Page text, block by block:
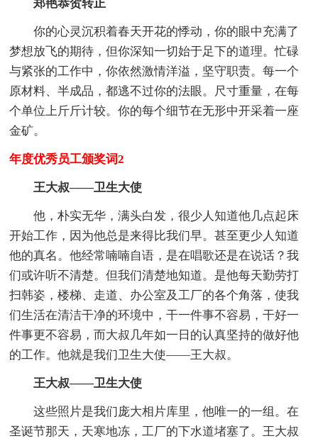
郑艳恭贺转正
你的心灵沉积着春天开花的悸动，你的眼中充满了
梦想放飞的期待，但你深知一切始于足下的道理。忙碌
与紧张的工作中，你依然激情洋溢，坚守职责。每一个
原材料、半成品，都逃不过你的法眼。尺寸重量，在每
个单位上斤斤计较。你的每个细节在无形中开采着一座
金矿。
年度优秀员工颁奖词2
王大叔——卫生大使
他，朴实无华，满头白发，很少人知道他几点起床
开始工作，因为他总是来得比我们早。甚至更少人知道
他的真名。他经常喃喃自语，是在唱歌还是在说话？我
们或许听不清楚。但我们清楚地知道。是他每天勤劳打
扫韩姿，楼梯、走道、办公室及工厂的各个角落，使我
们生活在清洁干净的环境中，干一件事不容易，干好一
件事更不容易，而大叔几年如一日的认真坚持的做好他
的工作。他就是我们卫生大使——王大叔。
王大叔——卫生大使
这些照片是我们庞大相片库里，他唯一的一组。在
圣诞节那天，天寒地冻，工厂的下水道堵塞了。王大叔